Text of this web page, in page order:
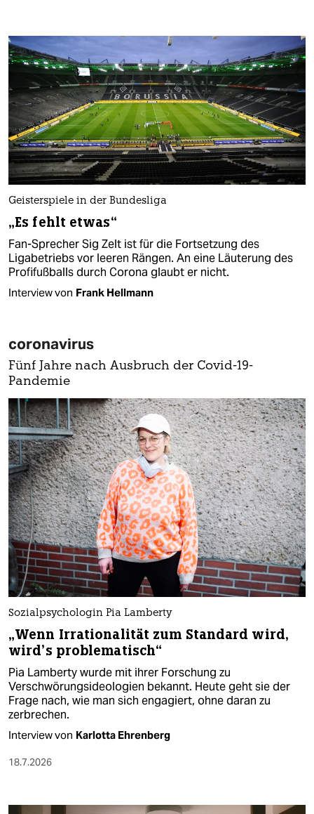
Geisterspiele in der Bundesliga
„Es fehlt etwas“
Fan-Sprecher Sig Zelt ist für die Fortsetzung des
Ligabetriebs vor leeren Rängen. An eine Läuterung des
Profifußballs durch Corona glaubt er nicht.
Interview von Frank Hellmann
coronavirus
Fünf Jahre nach Ausbruch der Covid-19-
Pandemie
Sozialpsychologin Pia Lamberty
„Wenn Irrationalität zum Standard wird,
wird’s problematisch“
Pia Lamberty wurde mit ihrer Forschung zu
Verschwörungsideologien bekannt. Heute geht sie der
Frage nach, wie man sich engagiert, ohne daran zu
zerbrechen.
Interview von Karlotta Ehrenberg
18.7.2026